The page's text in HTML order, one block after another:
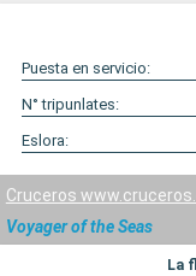
Puesta en servicio:
N° tripunlates:
Eslora:
Cruceros
Voyager of the Seas
La